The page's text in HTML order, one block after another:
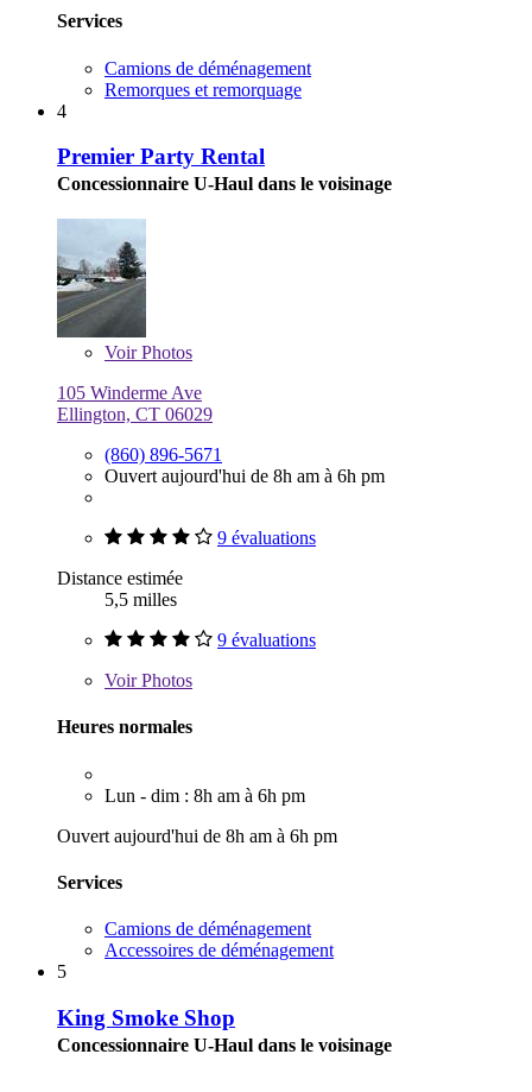
Services
Camions de déménagement
Remorques et remorquage
4
Premier Party Rental
Concessionnaire U-Haul dans le voisinage
VoirPhotos
105 Winderme Ave
Ellington, CT 06029
(860) 896-5671
Ouvert aujourd'hui de 8h am à 6h pm
9 évaluations
Distance estimée
5,5 milles
9 évaluations
VoirPhotos
Heures normales
Lun - dim : 8h am à 6h pm
Ouvert aujourd'hui de 8h am à 6h pm
Services
Camions de déménagement
Accessoires de déménagement
5
King Smoke Shop
Concessionnaire U-Haul dans le voisinage